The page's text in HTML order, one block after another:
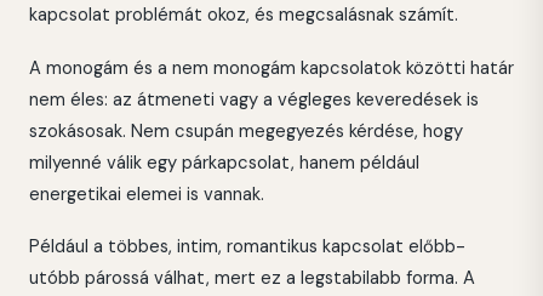
kapcsolat problémát okoz, és megcsalásnak számít.
A monogám és a nem monogám kapcsolatok közötti határ
nem éles: az átmeneti vagy a végleges keveredések is
szokásosak. Nem csupán megegyezés kérdése, hogy
milyenné válik egy párkapcsolat, hanem például
energetikai elemei is vannak.
Például a többes, intim, romantikus kapcsolat előbb-
utóbb párossá válhat, mert ez a legstabilabb forma. A